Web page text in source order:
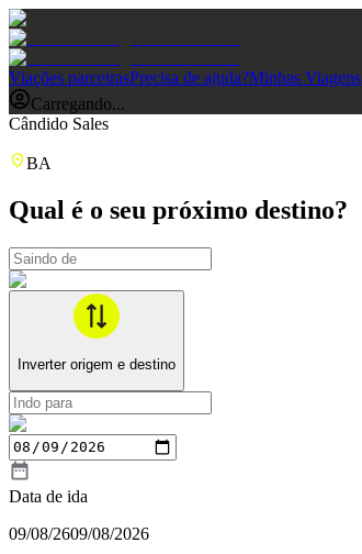
Viações parceirasPrecisa de ajuda?Minhas Viagens
Carregando...
Cândido Sales
BA
Qual é o seu próximo destino?
Inverter origem e destino
Data de ida
09/08/2609/08/2026